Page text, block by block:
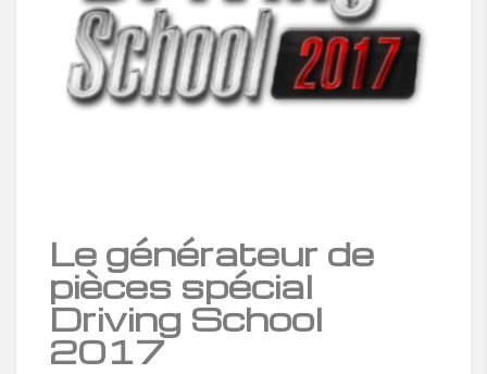
Le générateur de
pièces spécial
Driving School
2017